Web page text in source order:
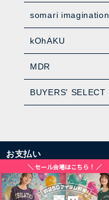
somari imagination
kOhAKU
MDR
BUYERS' SELECT
お支払い
配送・送料